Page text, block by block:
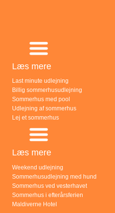
Læs mere
Last minute udlejning
Billig sommerhusudlejning
Sommerhus med pool
Udlejning af sommerhus
Lej et sommerhus
Læs mere
Weekend udlejning
Sommerhusudlejning med hund
Sommerhus ved vesterhavet
Sommerhus i efterårsferien
Maldiverne Hotel